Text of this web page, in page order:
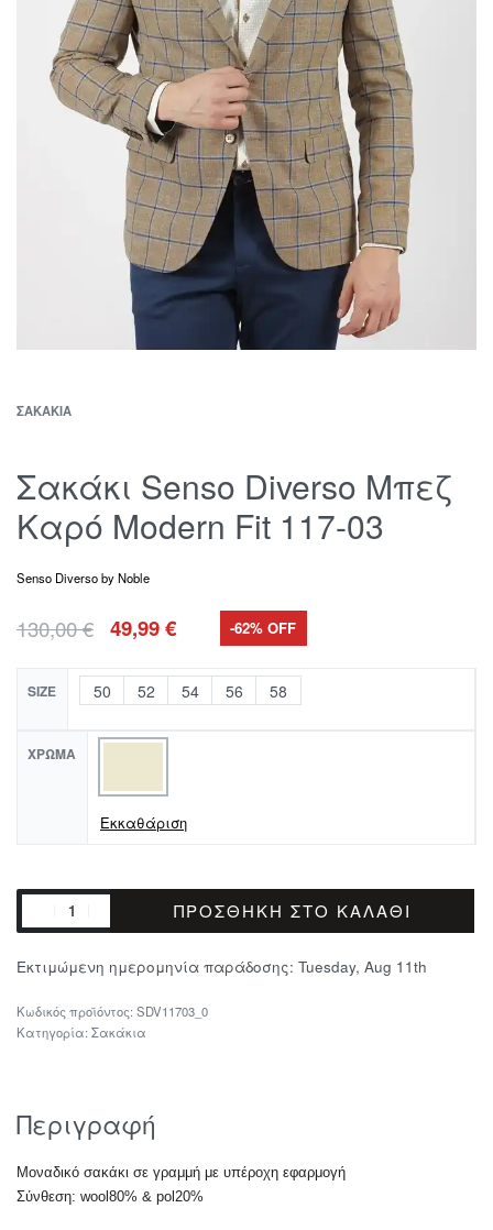
ΣΑΚΆΚΙΑ
Σακάκι Senso Diverso Μπεζ
Καρό Modern Fit 117-03
Senso Diverso by Noble
130,00€ 49,99€ -62% OFF
SIZE 50 52 54 56 58
ΧΡΏΜΑ
Εκκαθάριση
ΠΡΟΣΘΉΚΗ ΣΤΟ ΚΑΛΆΘΙ
Εκτιμώμενη ημερομηνία παράδοσης: Tuesday, Aug 11th
SDV11703_0
Κατηγορία: Σακάκια
Περιγραφή
Mοναδικό σακάκι σε γραμμή με υπέροχη εφαρμογή
Σύνθεση: wool80% & pol20%